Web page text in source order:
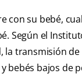
con su bebé,
Según el
la transmisión de
bebés bajos de